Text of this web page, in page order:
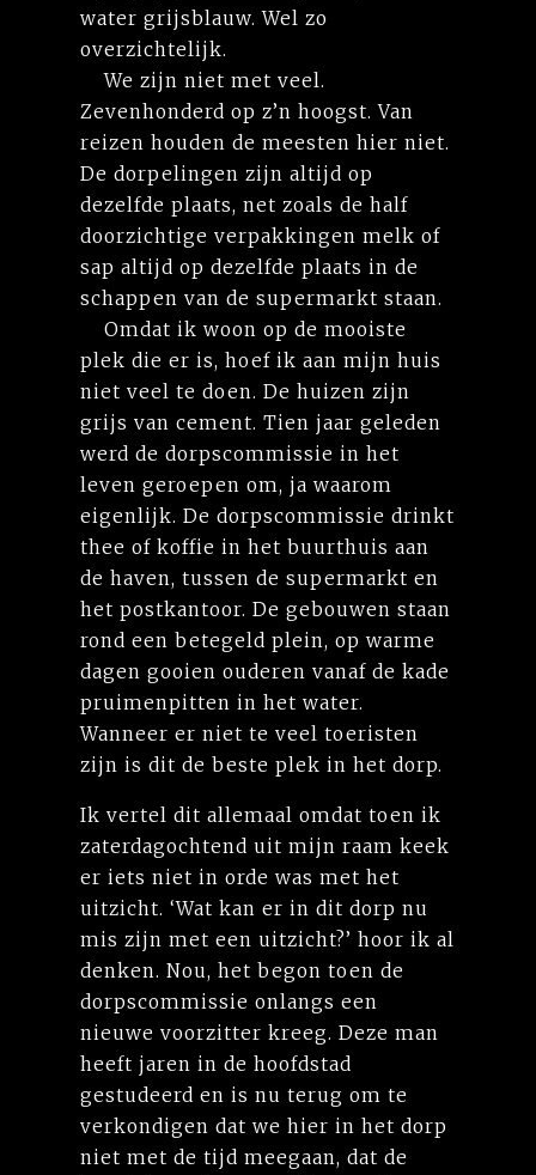
water grijsblauw. Wel zo
overzichtelijk.
We zijn niet met veel.
Zevenhonderd op z’n hoogst. Van
reizen houden de meesten hier niet.
De dorpelingen zijn altijd op
dezelfde plaats, net zoals de half
doorzichtige verpakkingen melk of
sap altijd op dezelfde plaats in de
schappen van de supermarkt staan.
Omdat ik woon op de mooiste
plek die er is, hoef ik aan mijn huis
niet veel te doen. De huizen zijn
grijs van cement. Tien jaar geleden
werd de dorpscommissie in het
leven geroepen om, ja waarom
eigenlijk. De dorpscommissie drinkt
thee of koffie in het buurthuis aan
de haven, tussen de supermarkt en
het postkantoor. De gebouwen staan
rond een betegeld plein, op warme
dagen gooien ouderen vanaf de kade
pruimenpitten in het water.
Wanneer er niet te veel toeristen
zijn is dit de beste plek in het dorp.
Ik vertel dit allemaal omdat toen ik
zaterdagochtend uit mijn raam keek
er iets niet in orde was met het
uitzicht. ‘Wat kan er in dit dorp nu
mis zijn met een uitzicht?’ hoor ik al
denken. Nou, het begon toen de
dorpscommissie onlangs een
nieuwe voorzitter kreeg. Deze man
heeft jaren in de hoofdstad
gestudeerd en is nu terug om te
verkondigen dat we hier in het dorp
niet met de tijd meegaan, dat de